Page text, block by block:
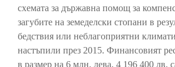
схемата за държавна помощ за
загубите на земеделски стопани в
бедствия или неблагоприятни
настъпили през 2015. Финансовият
в размер на 6 млн. лева. 4 196 400 лв.